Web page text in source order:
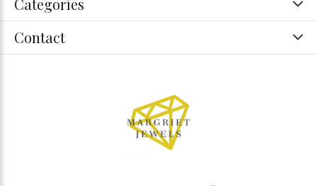
Categories
Contact